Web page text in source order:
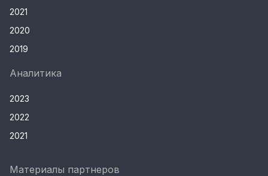
2021
2020
2019
Аналитика
2023
2022
2021
Материалы партнеров